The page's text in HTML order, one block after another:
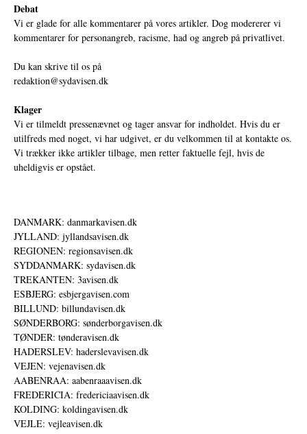
Debat
Vi er glade for alle kommentarer på vores artikler. Dog modererer vi
kommentarer for personangreb, racisme, had og angreb på privatlivet.
Du kan skrive til os på
redaktion@sydavisen.dk
Klager
Vi er tilmeldt pressenævnet og tager ansvar for indholdet. Hvis du er
utilfreds med noget, vi har udgivet, er du velkommen til at kontakte os.
Vi trækker ikke artikler tilbage, men retter faktuelle fejl, hvis de
uheldigvis er opstået.
DANMARK: danmarkavisen.dk
JYLLAND: jyllandsavisen.dk
REGIONEN: regionsavisen.dk
SYDDANMARK: sydavisen.dk
TREKANTEN: 3avisen.dk
ESBJERG: esbjergavisen.com
BILLUND: billundavisen.dk
SØNDERBORG: sønderborgavisen.dk
TØNDER: tønderavisen.dk
HADERSLEV: haderslevavisen.dk
VEJEN: vejenavisen.dk
AABENRAA: aabenraaavisen.dk
FREDERICIA: fredericiaavisen.dk
KOLDING: koldingavisen.dk
VEJLE: vejleavisen.dk